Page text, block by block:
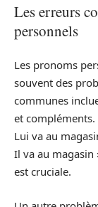
Les erreurs
personnels
Les pronoms
souvent des
communes
et compléments.
Lui va au
Il va au
est cruciale.